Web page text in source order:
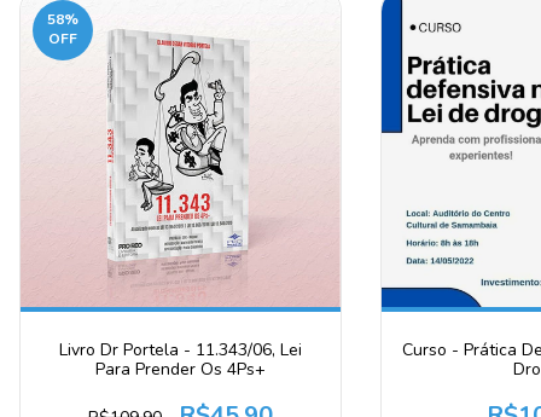
58%
OFF
Livro Dr Portela - 11.343/06, Lei
Para Prender Os 4Ps+
Curso - Prática